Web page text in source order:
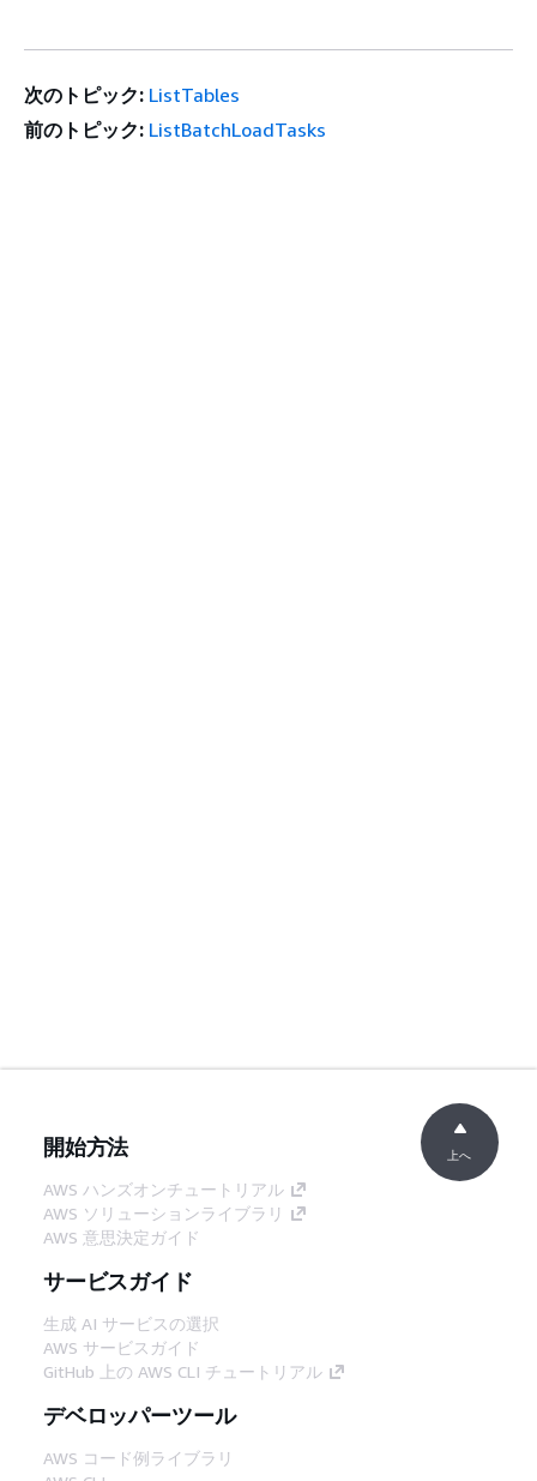
次のトピック: ListTables
前のトピック: ListBatchLoadTasks
開始方法
AWS ハンズオンチュートリアル
AWS ソリューションライブラリ
AWS 意思決定ガイド
サービスガイド
生成 AI サービスの選択
AWS サービスガイド
GitHub 上の AWS CLI チュートリアル
デベロッパーツール
AWS コード例ライブラリ
上へ